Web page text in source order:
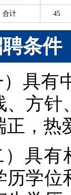
合计 45
条件
）具
、方针
正，热
）具
历学位